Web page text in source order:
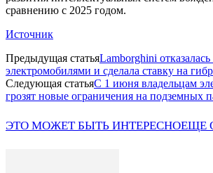
сравнению с 2025 годом.
Источник
Предыдущая статьяLamborghini
электромобилями и сделала ставку на
Следующая статьяС 1 июня владельцам
грозят новые ограничения на подземных
ЭТО МОЖЕТ БЫТЬ ИНТЕРЕСНОЕЩЕ